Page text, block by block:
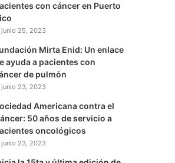
con cáncer en Puerto
junio 25, 2023
Mirta Enid: Un enlace
ayuda a pacientes con
de pulmón
junio 23, 2023
Americana contra el
50 años de servicio a
oncológicos
junio 23, 2023